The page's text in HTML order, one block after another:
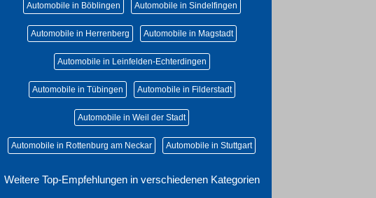
Automobile in Böblingen Automobile in Sindelfingen
Automobile in Herrenberg Automobile in Magstadt
Automobile in Leinfelden-Echterdingen
Automobile in Tübingen Automobile in Filderstadt
Automobile in Weil der Stadt
Automobile in Rottenburg am Neckar Automobile in Stuttgart
Weitere Top-Empfehlungen in verschiedenen Kategorien